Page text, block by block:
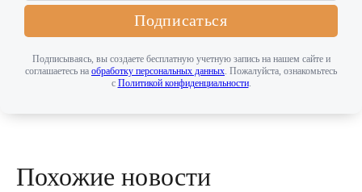
Подписаться
Подписываясь, вы создаете бесплатную учетную запись на нашем сайте и
соглашаетесь на обработку персональных данных . Пожалуйста, ознакомьтесь
с Политикой конфиденциальности.
Похожие новости